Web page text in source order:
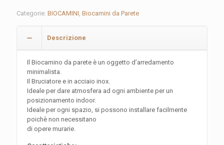
WHITE
Categorie: BIOCAMINI Biocamini da Parete
Descrizione
Il Biocamino da parete è un oggetto d’arredamento
minimalista.
Il Bruciatore e in acciaio inox.
Ideale per dare atmosfera ad ogni ambiente per un
posizionamento indoor.
Ideale per ogni spazio, si possono installare facilmente
poichè non necessitano
di opere murarie.